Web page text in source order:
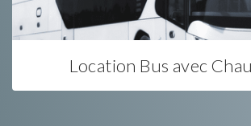
Location Bus avec